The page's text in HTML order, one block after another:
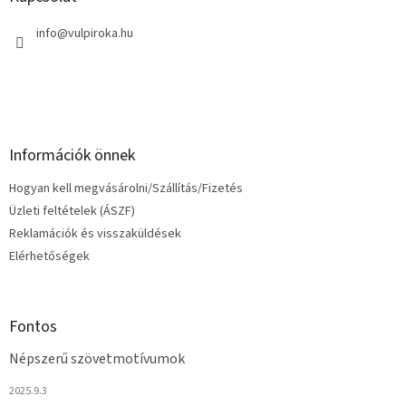
info@vulpiroka.hu
Információk önnek
Hogyan kell megvásárolni/Szállítás/Fizetés
Üzleti feltételek (ÁSZF)
Reklamációk és visszaküldések
Elérhetőségek
Fontos
Népszerű szövetmotívumok
2025.9.3